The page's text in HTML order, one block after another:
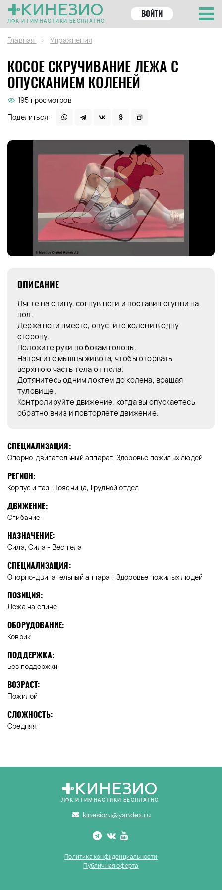
КИНЕЗИО
ЛФК И ГИМНАСТИКИ БЕСПЛАТНО
ВОЙТИ
Главная Упражнения
КОСОЕ СКРУЧИВАНИЕ ЛЕЖА С
ОПУСКАНИЕМ КОЛЕНЕЙ
195 просмотров
Поделиться:
ОПИСАНИЕ
Лягте на спину, согнув ноги и поставив ступни на
пол.
Держа ноги вместе, опустите колени в одну
сторону.
Положите руки по бокам головы.
Напрягите мышцы живота, чтобы оторвать
верхнюю часть тела от пола.
Дотянитесь одним локтем до колена, вращая
туловище.
Контролируйте движение, когда вы опускаетесь
обратно вниз и повторяете движение.
СПЕЦИАЛИЗАЦИЯ:
Опорно-двигательный аппарат, Здоровье пожилых людей
РЕГИОН:
Корпус и таз, Поясница, Грудной отдел
ДВИЖЕНИЕ:
Сгибание
НАЗНАЧЕНИЕ:
Сила, Сила - Вес тела
СПЕЦИАЛИЗАЦИЯ:
Опорно-двигательный аппарат, Здоровье пожилых людей
ПОЗИЦИЯ:
Лежа на спине
ОБОРУДОВАНИЕ:
Коврик
ПОДДЕРЖКА:
Без поддержки
ВОЗРАСТ:
Пожилой
СЛОЖНОСТЬ:
Средняя
КИНЕЗИО
ЛФК И ГИМНАСТИКИ БЕСПЛАТНО
kinesioru@yandex.ru
Политика конфиденциальности
Публичная оферта